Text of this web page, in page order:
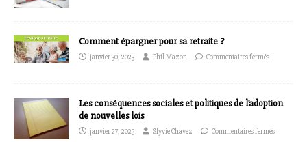
Comment épargner pour sa retraite ?
janvier 30, 2023 Phil Mazon Commentaires fermés
Les conséquences sociales et politiques de l’adoption
de nouvelles lois
janvier 27, 2023 Slyvie Chavez Commentaires fermés